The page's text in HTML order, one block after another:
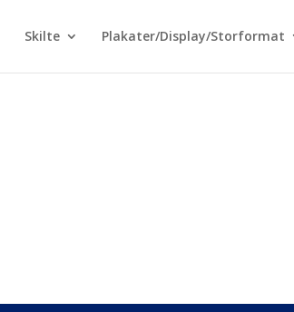
Skilte Plakater/Display/Storformat